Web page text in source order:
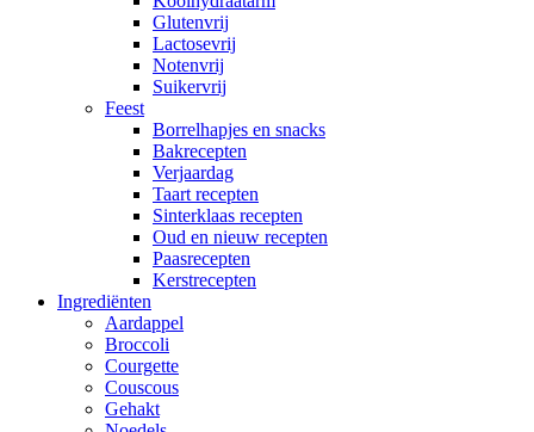
Glutenvrij
Lactosevrij
Notenvrij
Suikervrij
Feest
Borrelhapjes en snacks
Bakrecepten
Verjaardag
Taart recepten
Sinterklaas recepten
Oud en nieuw recepten
Paasrecepten
Kerstrecepten
Ingrediënten
Aardappel
Broccoli
Courgette
Couscous
Gehakt